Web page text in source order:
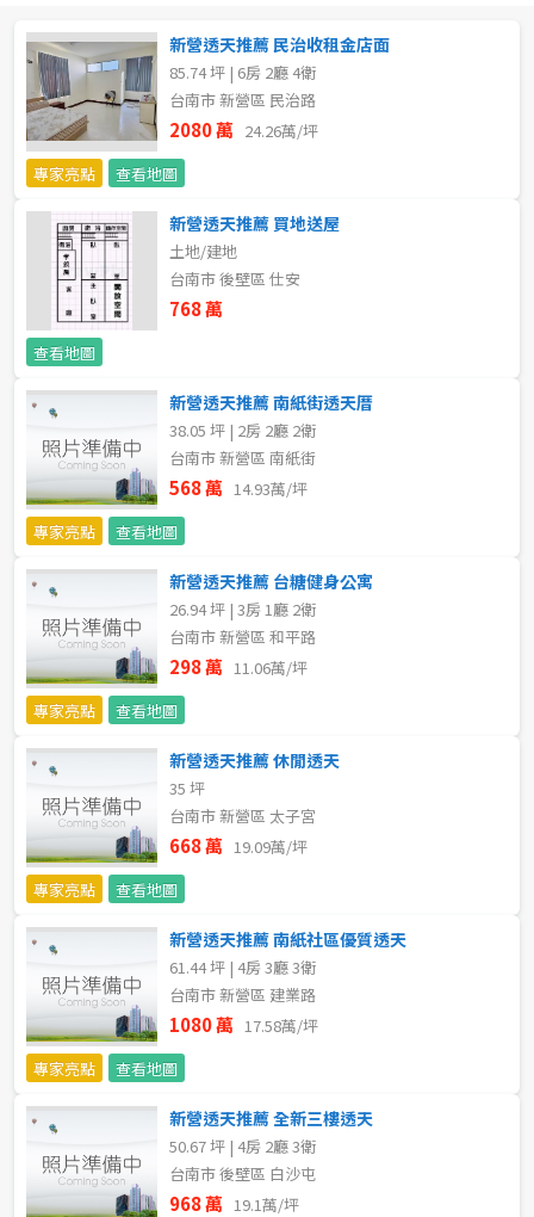
宜蘭縣
桃園市
新竹市
苗栗縣
台中市
雲林縣
嘉義市
嘉義縣
台南市
高雄市
台東縣
花蓮縣
金門連江
類型(可複選)
不拘 公寓 電梯大樓
別墅 透天厝
農舍 辦公
廠辦 倉庫
坪數
不拘
20~30 坪
40~50 坪
60~70 坪
80坪以上
~
不拘
2樓
3樓
5~10樓
~
新營透天推薦 民治收租金店面
85.74 坪 | 6房 2廳 4衛
台南市 新營區 民治路
2080 萬 24.26萬/坪
專家亮點
查看地圖
新營透天推薦 買地送屋
土地/建地
台南市 後壁區 仕安
768 萬
查看地圖
新營透天推薦 南紙街透天厝
38.05 坪 | 2房 2廳 2衛
台南市 新營區 南紙街
568 萬 14.93萬/坪
專家亮點
查看地圖
新營透天推薦 台糖健身公寓
26.94 坪 | 3房 1廳 2衛
台南市 新營區 和平路
298 萬 11.06萬/坪
專家亮點
查看地圖
新營透天推薦 休閒透天
35 坪
台南市 新營區 太子宮
668 萬 19.09萬/坪
專家亮點
查看地圖
新營透天推薦 南紙社區優質透天
61.44 坪 | 4房 3廳 3衛
台南市 新營區 建業路
1080 萬 17.58萬/坪
專家亮點
查看地圖
新營透天推薦 全新三樓透天
50.67 坪 | 4房 2廳 3衛
台南市 後壁區 白沙屯
968 萬 19.1萬/坪